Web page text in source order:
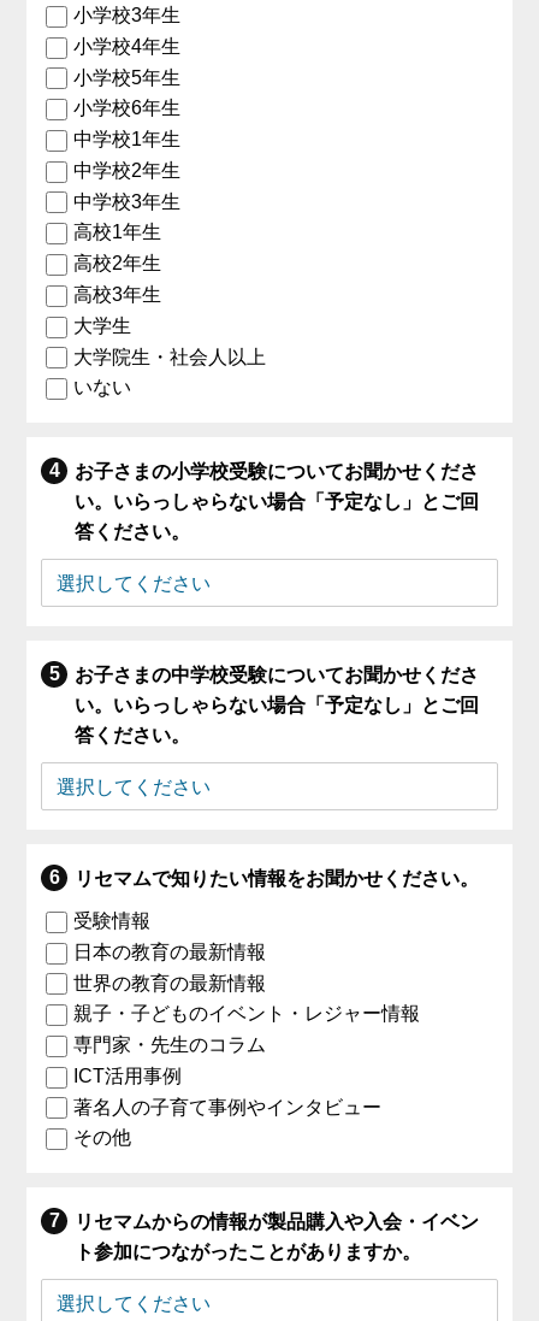
小学校3年生
小学校4年生
小学校5年生
小学校6年生
中学校1年生
中学校2年生
中学校3年生
高校1年生
高校2年生
高校3年生
大学生
大学院生・社会人以上
いない
お子さまの小学校受験についてお聞かせくださ
い。いらっしゃらない場合「予定なし」とご回
答ください。
お子さまの中学校受験についてお聞かせくださ
い。いらっしゃらない場合「予定なし」とご回
答ください。
リセマムで知りたい情報をお聞かせください。
受験情報
日本の教育の最新情報
世界の教育の最新情報
親子・子どものイベント・レジャー情報
専門家・先生のコラム
ICT活用事例
著名人の子育て事例やインタビュー
その他
リセマムからの情報が製品購入や入会・イベン
ト参加につながったことがありますか。